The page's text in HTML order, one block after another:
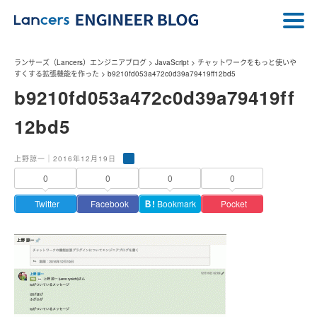
ランサーズ（Lancers）エンジニアブログ > JavaScript > チャットワークをもっと使いや
すくする拡張機能を作った > b9210fd053a472c0d39a79419ff12bd5
b9210fd053a472c0d39a79419ff
12bd5
上野諒一｜2016年12月19日
0
Twitter
0
Facebook
0
Ｂ! Bookmark
0
Pocket